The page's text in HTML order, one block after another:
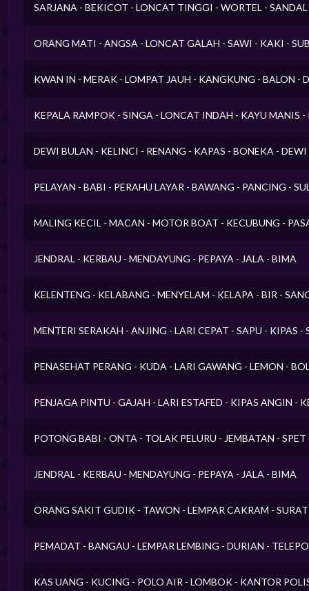
SARJANA - BEKICOT - LONCAT TINGGI - WORTEL -
ORANG MATI - ANGSA - LONCAT GALAH - SAWI - KAKI -
KWAN IN - MERAK - LOMPAT JAUH - KANGKUNG - BALON -
KEPALA RAMPOK - SINGA - LONCAT INDAH - KAYU MANIS
DEWI BULAN - KELINCI - RENANG - KAPAS - BONEKA - DEWI
PELAYAN - BABI - PERAHU LAYAR - BAWANG - PANCING -
MALING KECIL - MACAN - MOTOR BOAT - KECUBUNG -
JENDRAL - KERBAU - MENDAYUNG - PEPAYA - JALA - BIMA
KELENTENG - KELABANG - MENYELAM - KELAPA - BIR -
MENTERI SERAKAH - ANJING - LARI CEPAT - SAPU - KIPAS -
PENASEHAT PERANG - KUDA - LARI GAWANG - LEMON -
PENJAGA PINTU - GAJAH - LARI ESTAFED - KIPAS ANGIN -
POTONG BABI - ONTA - TOLAK PELURU - JEMBATAN -
JENDRAL - KERBAU - MENDAYUNG - PEPAYA - JALA - BIMA
ORANG SAKIT GUDIK - TAWON - LEMPAR CAKRAM -
PEMADAT - BANGAU - LEMPAR LEMBING - DURIAN -
KAS UANG - KUCING - POLO AIR - LOMBOK - KANTOR